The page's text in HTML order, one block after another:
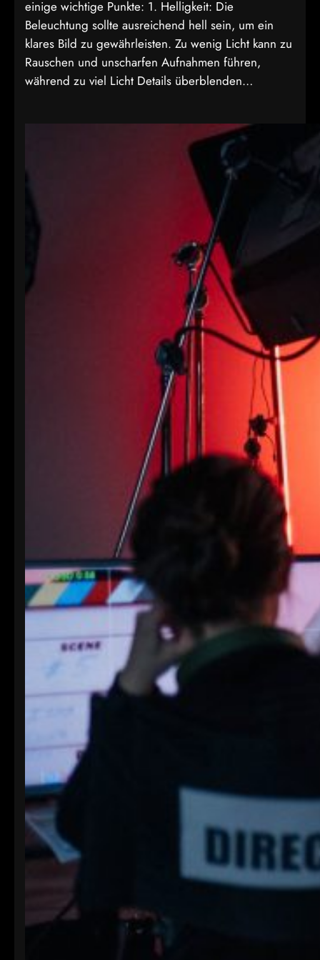
einige wichtige Punkte: 1. Helligkeit: Die
Beleuchtung sollte ausreichend hell sein, um ein
klares Bild zu gewährleisten. Zu wenig Licht kann zu
Rauschen und unscharfen Aufnahmen führen,
während zu viel Licht Details überblenden…